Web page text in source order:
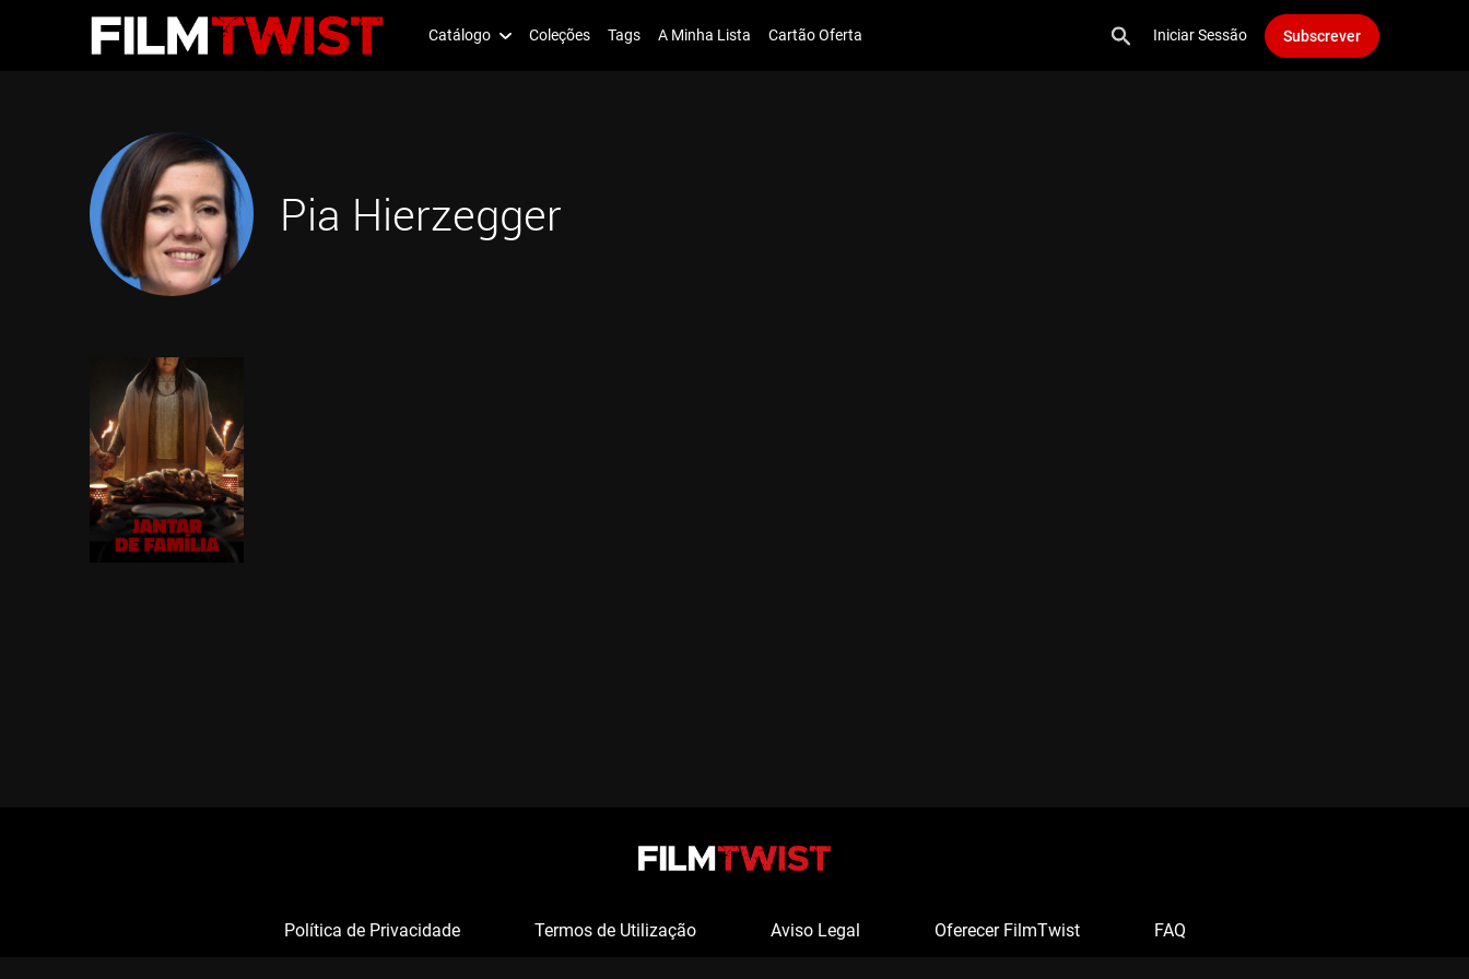
Catálogo Coleções Tags A Minha Lista Cartão Oferta Iniciar Sessão Subscrever
Pia Hierzegger
Política de Privacidade Termos de Utilização Aviso Legal Oferecer FilmTwist FAQ